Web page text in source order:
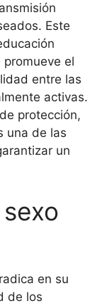
Este
el
entre las
activas.
protección,
una de las
un
en su
de los